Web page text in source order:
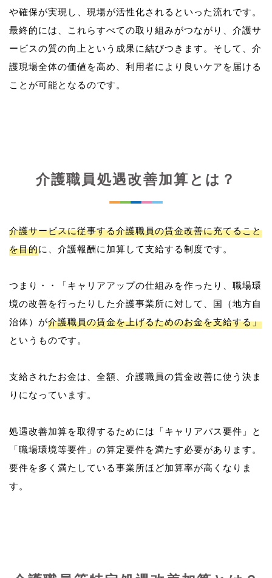
や確保が実現し、現場が活性化されるといった流れです。
最終的には、これらすべての取り組みがつながり、介護サ
ービスの質の向上という成果に結びつきます。そして、介
護現場全体の価値を高め、利用者により良いケアを届ける
介護職員処遇改善加算とは？
介護サービスに従事する介護職員の賃金改善に充てること
を目的に、介護報酬に加算して支給する制度です。
つまり・・「キャリアアップの仕組みを作ったり、職場環
境の改善を行ったりした介護事業所に対して、国（地方自
治体）が介護職員の賃金を上げるためのお金を支給する」
というものです。
支給されたお金は、全額、介護職員の賃金改善に使う決ま
りになっています。
処遇改善加算を取得するためには「キャリアパス要件」と
「職場環境等要件」の算定要件を満たす必要があります。
要件を多く満たしている事業所ほど加算率が高くなりま
す。